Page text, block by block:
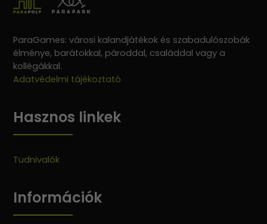
ParaGames: városi kalandjátékok és szabadulószobák
élménye, barátokkal, pároddal, családdal vagy a
kollégákkal.
Adatvédelmi tájékoztató
Hasznos linkek
Tudnivalók
Információk